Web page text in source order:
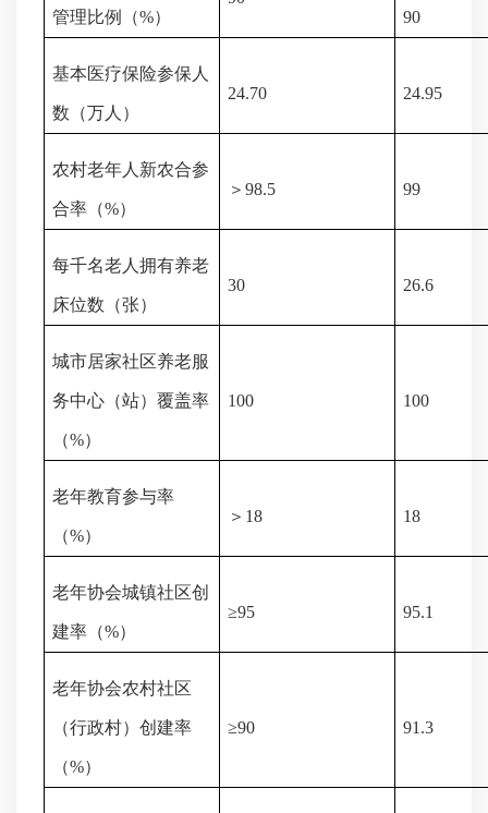
管理比例（%）
90
基本医疗保险参保人
数（万人）
24.70 24.95
农村老年人新农合参
合率（%）
＞ 98.5 99
每千名老人拥有养老
床位数（张）
30 26.6
城市居家社区养老服
务中心（站）覆盖率
（%）
100 100
老年教育参与率
（%）
＞ 18 18
老年协会城镇社区创
建率（%）
≥95 95.1
老年协会农村社区
（行政村）创建率
（%）
≥90 91.3